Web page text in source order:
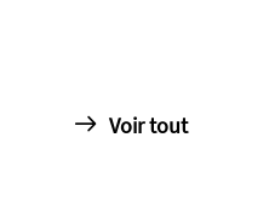
Voir tout